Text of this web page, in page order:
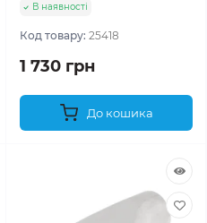
В наявності
Код товару: 25418
1 730 грн
До кошика